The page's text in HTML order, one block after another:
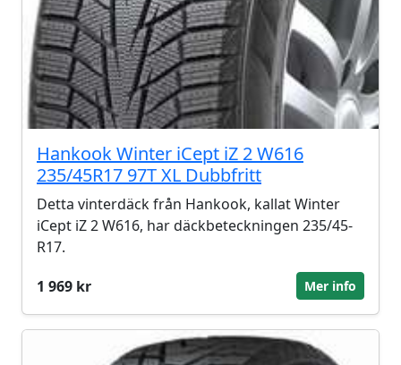
Hankook Winter iCept iZ 2 W616
235/45R17 97T XL Dubbfritt
Detta vinterdäck från Hankook, kallat Winter
iCept iZ 2 W616, har däckbeteckningen 235/45-
R17.
1 969 kr
Mer info